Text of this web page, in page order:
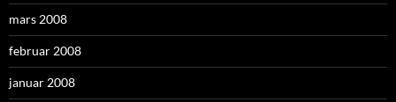
mars 2008
februar 2008
januar 2008